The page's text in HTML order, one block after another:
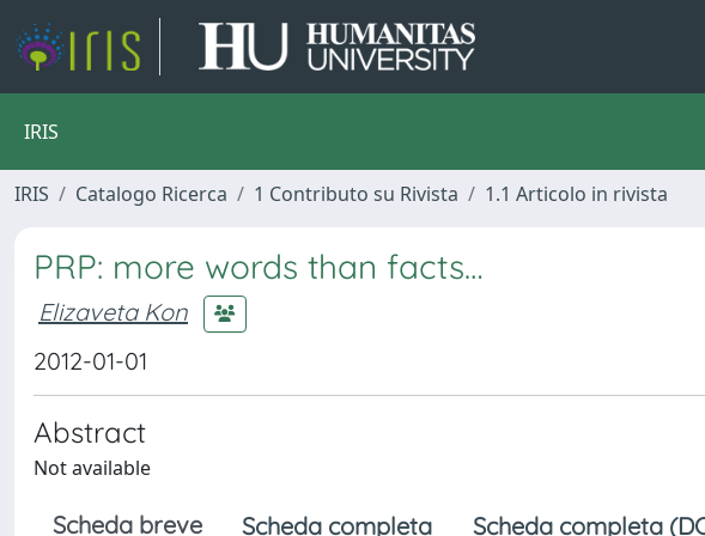
IRIS
IRIS Catalogo Ricerca 1 Contributo su Rivista 1.1 Articolo in rivista
PRP: more words than facts…
Elizaveta Kon
2012-01-01
Abstract
Not available
Scheda breve Scheda completa Scheda completa